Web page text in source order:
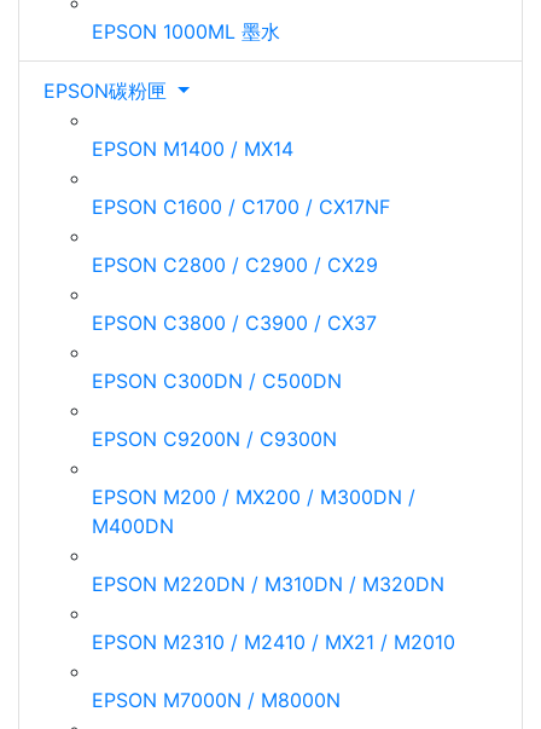
EPSON 1000ML 墨水
EPSON碳粉匣
EPSON M1400 / MX14
EPSON C1600 / C1700 / CX17NF
EPSON C2800 / C2900 / CX29
EPSON C3800 / C3900 / CX37
EPSON C300DN / C500DN
EPSON C9200N / C9300N
EPSON M200 / MX200 / M300DN /
M400DN
EPSON M220DN / M310DN / M320DN
EPSON M2310 / M2410 / MX21 / M2010
EPSON M7000N / M8000N